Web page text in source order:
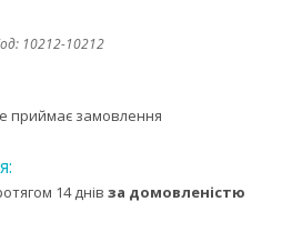
10212-10212
приймає замовлення
14 днів за домовленістю